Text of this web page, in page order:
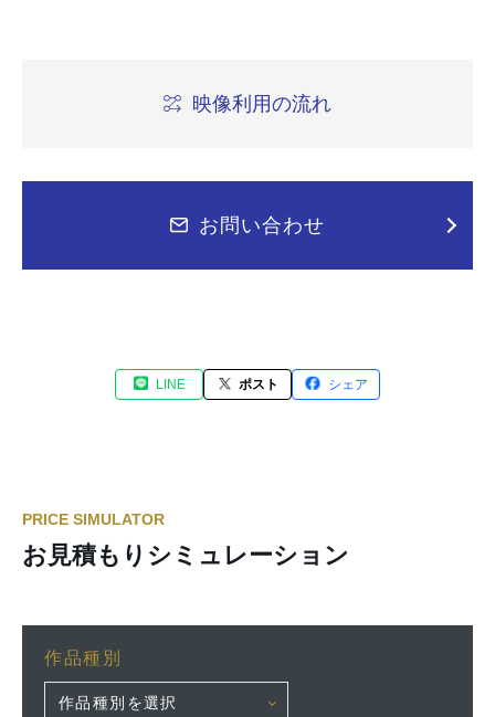
映像利用の流れ
お問い合わせ
LINE ポスト シェア
PRICE SIMULATOR
お見積もりシミュレーション
作品種別